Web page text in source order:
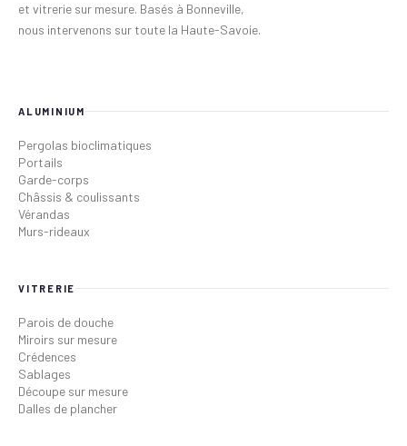
et vitrerie sur mesure. Basés à Bonneville,
nous intervenons sur toute la Haute-Savoie.
ALUMINIUM
Pergolas bioclimatiques
Portails
Garde-corps
Châssis & coulissants
Vérandas
Murs-rideaux
VITRERIE
Parois de douche
Miroirs sur mesure
Crédences
Sablages
Découpe sur mesure
Dalles de plancher